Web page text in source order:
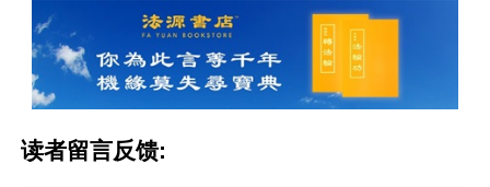
读者留言反馈: